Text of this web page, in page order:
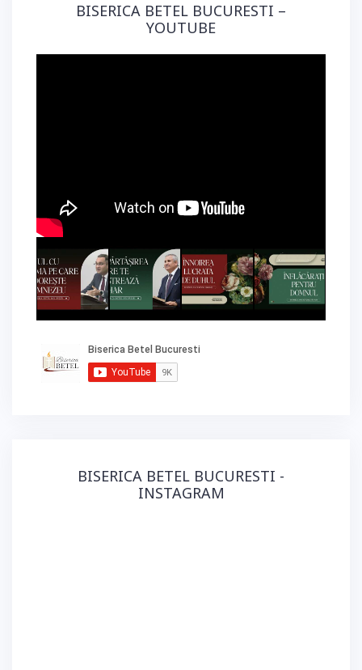
BISERICA BETEL BUCURESTI –
YOUTUBE
BISERICA BETEL BUCURESTI -
INSTAGRAM